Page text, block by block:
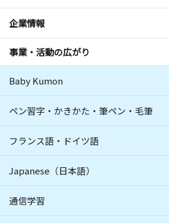
企業情報
事業・活動の広がり
Baby Kumon
ペン習字・かきかた・筆ペン・毛筆
フランス語・ドイツ語
Japanese（日本語）
通信学習